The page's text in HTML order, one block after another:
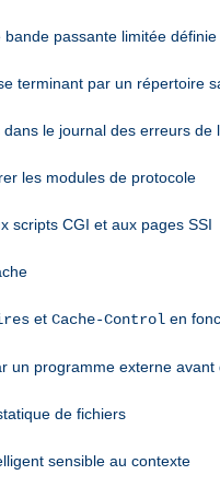
passante limitée
terminant par un répertoire
le journal des erreurs de
les modules de protocole
scripts CGI et aux pages SSI
et Cache-Control en
un programme externe
de fichiers
sensible au contexte